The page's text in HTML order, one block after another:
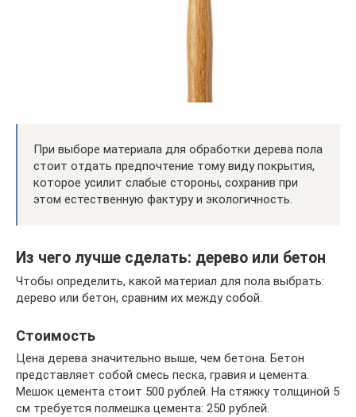
При выборе материала для обработки дерева пола
стоит отдать предпочтение тому виду покрытия,
которое усилит слабые стороны, сохранив при
этом естественную фактуру и экологичность.
Из чего лучше сделать: дерево или бетон
Чтобы определить, какой материал для пола выбрать:
дерево или бетон, сравним их между собой.
Стоимость
Цена дерева значительно выше, чем бетона. Бетон
представляет собой смесь песка, гравия и цемента.
Мешок цемента стоит 500 рублей. На стяжку толщиной 5
см требуется полмешка цемента: 250 рублей.